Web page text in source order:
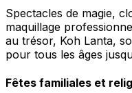
Spectacles de magie,
maquillage
au trésor, Koh Lanta,
pour tous les âges
Fêtes familiales et